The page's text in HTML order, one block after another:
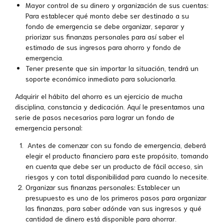
Mayor control de su dinero y organización de sus cuentas:
Para establecer qué monto debe ser destinado a su
fondo de emergencia se debe organizar, separar y
priorizar sus finanzas personales para así saber el
estimado de sus ingresos para ahorro y fondo de
emergencia.
Tener presente que sin importar la situación, tendrá un
soporte económico inmediato para solucionarla.
Adquirir el hábito del ahorro es un ejercicio de mucha
disciplina, constancia y dedicación. Aquí le presentamos una
serie de pasos necesarios para lograr un fondo de
emergencia personal:
Antes de comenzar con su fondo de emergencia, deberá
elegir el producto financiero para este propósito, tomando
en cuenta que debe ser un producto de fácil acceso, sin
riesgos y con total disponibilidad para cuando lo necesite.
Organizar sus finanzas personales: Establecer un
presupuesto es uno de los primeros pasos para organizar
las finanzas, para saber adónde van sus ingresos y qué
cantidad de dinero está disponible para ahorrar.